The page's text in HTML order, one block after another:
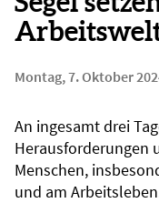
Montag, 7. Oktober
An ingesamt drei
Herausforderungen
Menschen,
und am